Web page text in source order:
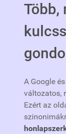
Több,
A Google
változatos,
Ezért az